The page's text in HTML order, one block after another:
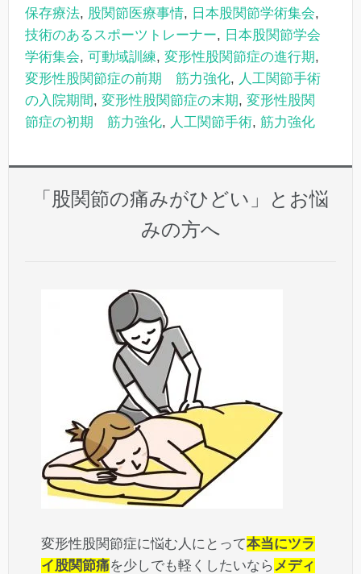
保存療法, 股関節医療事情, 日本股関節学術集会,
技術のあるスポーツトレーナー, 日本股関節学会
学術集会, 可動域訓練, 変形性股関節症の進行期,
変形性股関節症の前期 筋力強化, 人工関節手術
の入院期間, 変形性股関節症の末期, 変形性股関
節症の初期 筋力強化, 人工関節手術, 筋力強化
「股関節の痛みがひどい」とお悩
みの方へ
変形性股関節症に悩む人にとって本当にツラ
イ股関節痛を少しでも軽くしたいなら メディ